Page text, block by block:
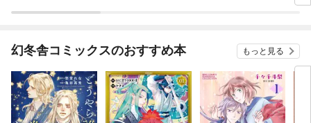
幻冬舎コミックスのおすすめ本 もっと見る